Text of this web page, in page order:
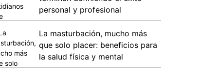
personal y profesional
La masturbación, mucho más
que solo placer: beneficios para
la salud física y mental